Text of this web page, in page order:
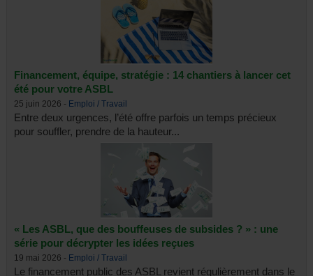
Financement, équipe, stratégie : 14 chantiers à lancer cet
été pour votre ASBL
25 juin 2026 - Emploi / Travail
Entre deux urgences, l’été offre parfois un temps précieux
pour souffler, prendre de la hauteur...
« Les ASBL, que des bouffeuses de subsides ? » : une
série pour décrypter les idées reçues
19 mai 2026 - Emploi / Travail
Le financement public des ASBL revient régulièrement dans le